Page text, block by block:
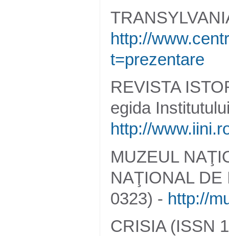
http://
t=prezentare
REVISTA
egida
http://
MUZEUL
NAŢIONAL DE
0323) - http://
CRISIA (ISSN